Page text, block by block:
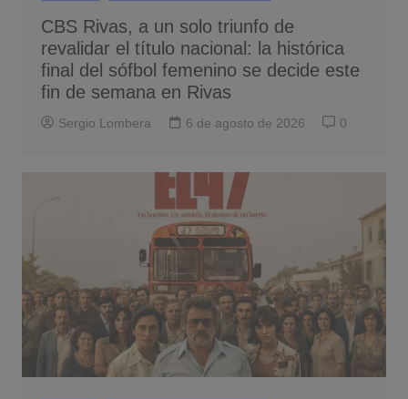
CBS Rivas, a un solo triunfo de
revalidar el título nacional: la histórica
final del sófbol femenino se decide este
fin de semana en Rivas
Sergio Lombera 6 de agosto de 2026 0